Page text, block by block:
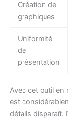
Création de
graphiques
Uniformité
de
présentation
Avec cet outil en
est
détails disparaît.